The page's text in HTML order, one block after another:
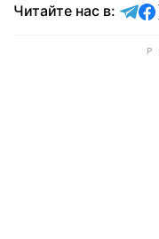
Читайте нас в: